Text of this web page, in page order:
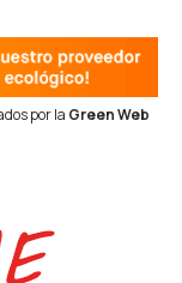
por la Green Web